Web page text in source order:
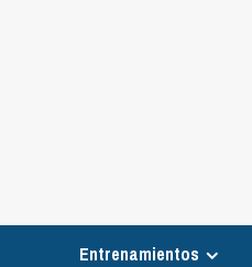
Entrenamientos